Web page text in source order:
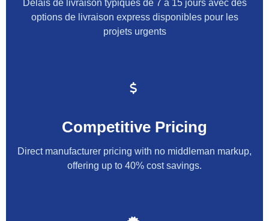
Délais de livraison typiques de 7 à 15 jours avec des
options de livraison express disponibles pour les
projets urgents
Competitive Pricing
Direct manufacturer pricing with no middleman markup,
offering up to 40% cost savings.